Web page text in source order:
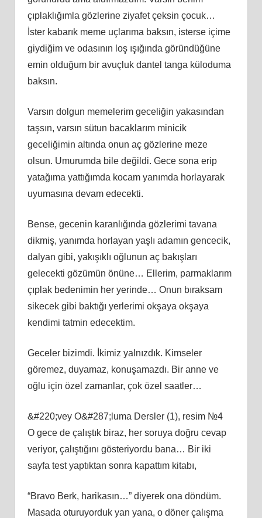
çıplaklığımla gözlerine ziyafet çeksin çocuk…
İster kabarık meme uçlarıma baksın, isterse içime
giydiğim ve odasının loş ışığında göründüğüne
emin olduğum bir avuçluk dantel tanga küloduma
baksın.
Varsın dolgun memelerim geceliğin yakasından
taşsın, varsın sütun bacaklarım minicik
geceliğimin altında onun aç gözlerine meze
olsun. Umurumda bile değildi. Gece sona erip
yatağıma yattığımda kocam yanımda horlayarak
uyumasına devam edecekti.
Bense, gecenin karanlığında gözlerimi tavana
dikmiş, yanımda horlayan yaşlı adamın gencecik,
dalyan gibi, yakışıklı oğlunun aç bakışları
gelecekti gözümün önüne… Ellerim, parmaklarım
çıplak bedenimin her yerinde… Onun bıraksam
sikecek gibi baktığı yerlerimi okşaya okşaya
kendimi tatmin edecektim.
Geceler bizimdi. İkimiz yalnızdık. Kimseler
göremez, duyamaz, konuşamazdı. Bir anne ve
oğlu için özel zamanlar, çok özel saatler…
&#220;vey O&#287;luma Dersler (1), resim №4
O gece de çalıştık biraz, her soruya doğru cevap
veriyor, çalıştığını gösteriyordu bana… Bir iki
sayfa test yaptıktan sonra kapattım kitabı,
“Bravo Berk, harikasın…” diyerek ona döndüm.
Masada oturuyorduk yan yana, o döner çalışma